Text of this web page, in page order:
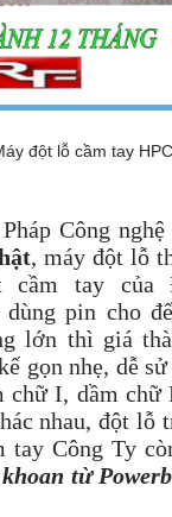
đột lỗ cầm tay
Công
, máy đột lỗ
cầm tay
pin cho
lớn thì giá
gọn nhẹ, dễ
chữ I, dầm
nhau, đột lỗ
tay Công Ty
từ